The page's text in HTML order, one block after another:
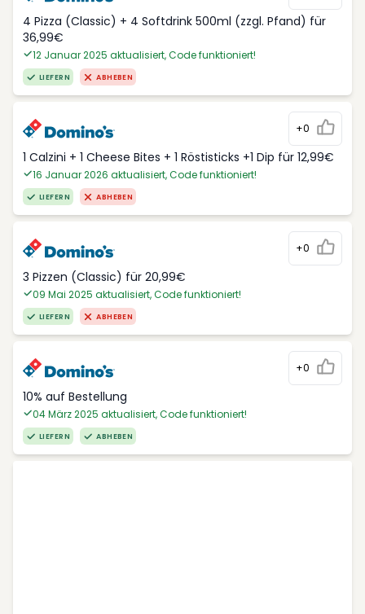
4 Pizza (Classic) + 4 Softdrink 500ml (zzgl. Pfand) für
36,99€
12 Januar 2025 aktualisiert, Code funktioniert!
LIEFERN ABHEBEN
+0
1 Calzini + 1 Cheese Bites + 1 Röstisticks +1 Dip für 12,99€
16 Januar 2026 aktualisiert, Code funktioniert!
LIEFERN ABHEBEN
+0
3 Pizzen (Classic) für 20,99€
09 Mai 2025 aktualisiert, Code funktioniert!
LIEFERN ABHEBEN
+0
10% auf Bestellung
04 März 2025 aktualisiert, Code funktioniert!
LIEFERN ABHEBEN